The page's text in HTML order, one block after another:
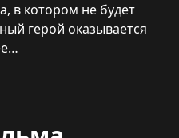
в котором не будет
герой оказывается